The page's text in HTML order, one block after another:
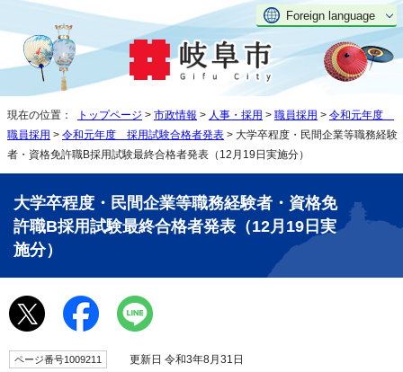
Foreign language
現在の位置： トップページ > 市政情報 > 人事・採用 > 職員採用 > 令和元年度
職員採用 > 令和元年度 採用試験合格者発表 > 大学卒程度・民間企業等職務経験
者・資格免許職B採用試験最終合格者発表（12月19日実施分）
大学卒程度・民間企業等職務経験者・資格免
許職B採用試験最終合格者発表（12月19日実
施分）
ページ番号1009211 更新日 令和3年8月31日